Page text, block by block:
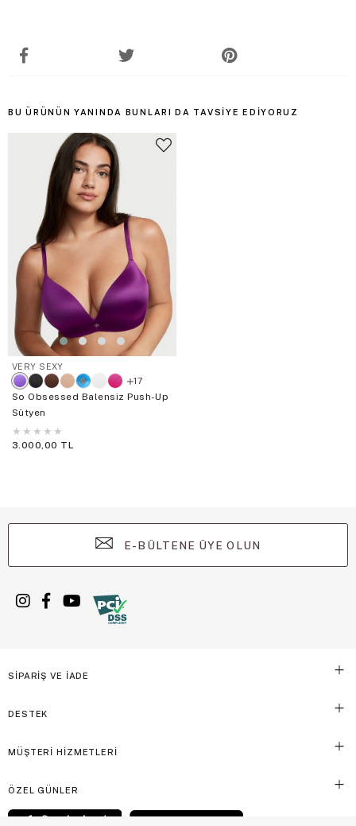
BU ÜRÜNÜN YANINDA BUNLARI DA TAVSIYE EDIYORUZ
VERY SEXY
17
So Obsessed Balensiz Push-Up
Sütyen
★ ★ ★ ★ ★
3.000,00 TL
E-BÜLTENE ÜYE OLUN
SİPARİŞ VE İADE
DESTEK
MÜŞTERİ HİZMETLERİ
ÖZEL GÜNLER